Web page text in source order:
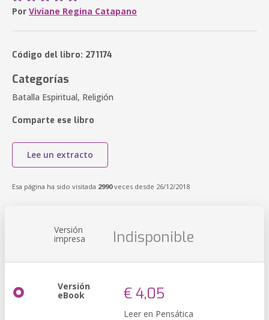
Por Viviane Regina Catapano
Código del libro: 271174
Categorías
Batalla Espiritual, Religión
Comparte ese libro
Lee un extracto
Esa página ha sido visitada 2990veces desde 26/12/2018
Versión
impresa Indisponible
Versión
eBook € 4,05
Leer en Pensática